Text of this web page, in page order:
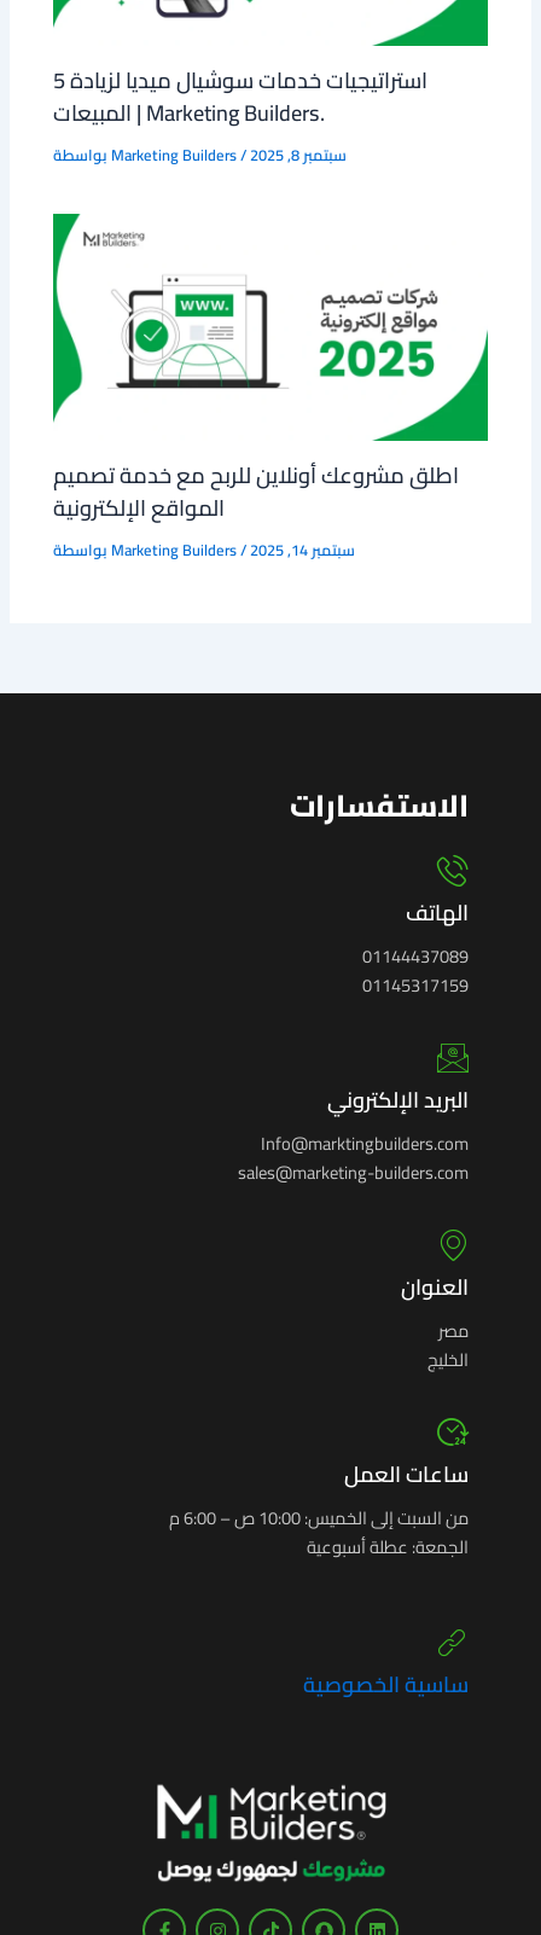
5 استراتيجيات خدمات سوشيال ميديا لزيادة
المبيعات | Marketing Builders.
بواسطة Marketing Builders/ سبتمبر 8, 2025
اطلق مشروعك أونلاين للربح مع خدمة تصميم
المواقع الإلكترونية
بواسطة Marketing Builders/ سبتمبر 14, 2025
الاستفسارات
الهاتف
01144437089
01145317159
البريد الإلكتروني
Info@marktingbuilders.com
sales@marketing-builders.com
العنوان
مصر
الخليج
ساعات العمل
من السبت إلى الخميس: 10:00 ص – 6:00 م
الجمعة: عطلة أسبوعية
ساسية الخصوصية
F I T S L